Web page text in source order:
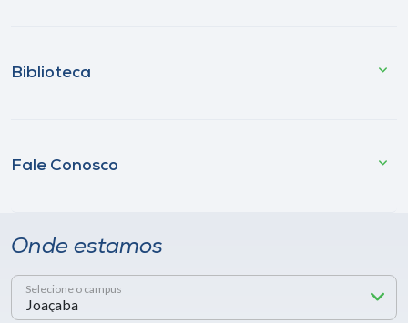
Biblioteca
Fale Conosco
Onde estamos
Selecione o campus